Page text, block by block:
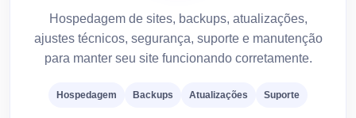
Hospedagem de sites, backups, atualizações,
ajustes técnicos, segurança, suporte e manutenção
para manter seu site funcionando corretamente.
Hospedagem Backups Atualizações Suporte